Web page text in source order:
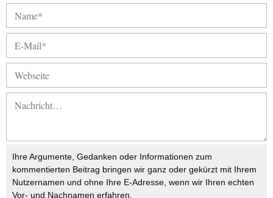
Ihre Argumente, Gedanken oder Informationen zum
kommentierten Beitrag bringen wir ganz oder gekürzt mit Ihrem
Nutzernamen und ohne Ihre E-Adresse, wenn wir Ihren echten
Vor- und Nachnamen erfahren.